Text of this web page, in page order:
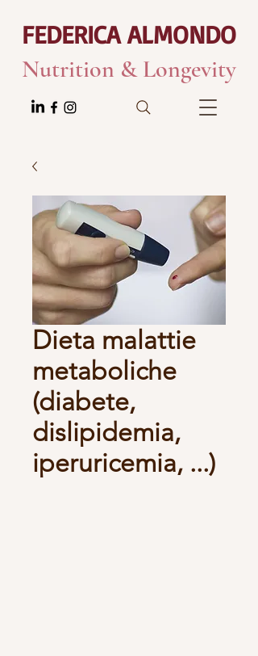
FEDERICA ALMONDO
Nutrition & Longevity
Dieta malattie
metaboliche
(diabete,
dislipidemia,
iperuricemia, ...)